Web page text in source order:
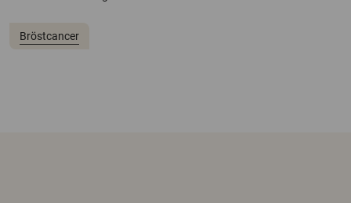
Bröstcancer